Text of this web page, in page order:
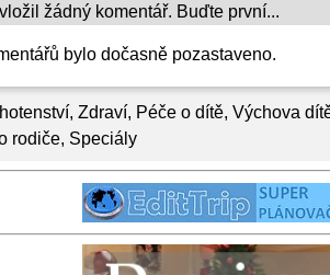
, Zdraví, Péče o dítě, Výchova
rodiče, Speciály
žádný komentář. Buďte první...
bylo dočasně pozastaveno.